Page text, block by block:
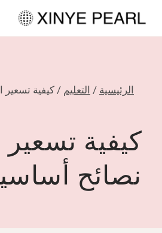
التجاوز
إلى
الرئيسية / التعليم /
نصائح